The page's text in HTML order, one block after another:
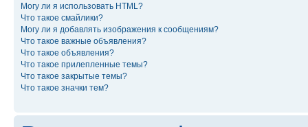
Могу ли я использовать HTML?
Что такое смайлики?
Могу ли я добавлять изображения к сообщениям?
Что такое важные объявления?
Что такое объявления?
Что такое прилепленные темы?
Что такое закрытые темы?
Что такое значки тем?